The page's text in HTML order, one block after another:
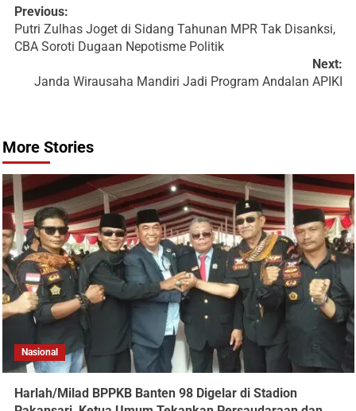
Previous:
Putri Zulhas Joget di Sidang Tahunan MPR Tak Disanksi,
CBA Soroti Dugaan Nepotisme Politik
Next:
Janda Wirausaha Mandiri Jadi Program Andalan APIKI
More Stories
Nasional
Harlah/Milad BPPKB Banten 98 Digelar di Stadion